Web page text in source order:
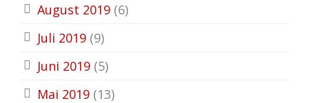
August 2019 (6)
Juli 2019 (9)
Juni 2019 (5)
Mai 2019 (13)